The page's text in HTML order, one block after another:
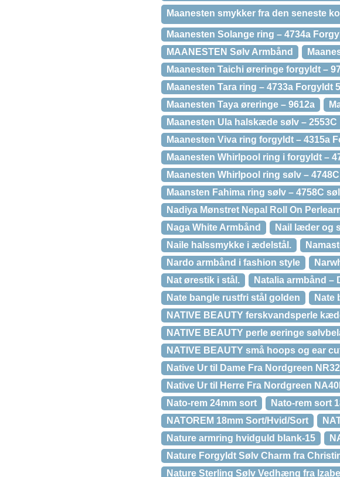
Maanesten smykker fra den seneste
Maanesten Solange ring – 4734a
MAANESTEN Sølv Armbånd
Maanesten Taichi øreringe forgyldt –
Maanesten Tara ring – 4733a Forgyldt
Maanesten Taya øreringe – 9612a
Maanesten Ula halskæde sølv – 2553C
Maanesten Viva ring forgyldt – 4315a
Maanesten Whirlpool ring i forgyldt –
Maanesten Whirlpool ring sølv –
Maansten Fahima ring sølv – 4758C
Nadiya Mønstret Nepal Roll On
Naga White Armbånd
Nail læder og
Naile halssmykke i ædelstål.
Nardo armbånd i fashion style
Nat ørestik i stål.
Natalia armbånd –
Nate bangle rustfri stål golden
Nate
NATIVE BEAUTY ferskvandsperle
NATIVE BEAUTY perle øeringe
NATIVE BEAUTY små hoops og ear
Native Ur til Dame Fra Nordgreen
Native Ur til Herre Fra Nordgreen
Nato-rem 24mm sort
Nato-rem sort
NATOREM 18mm Sort/Hvid/Sort
Nature armring hvidguld blank-15
Nature Forgyldt Sølv Charm fra
Nature Sterling Sølv Vedhæng fra